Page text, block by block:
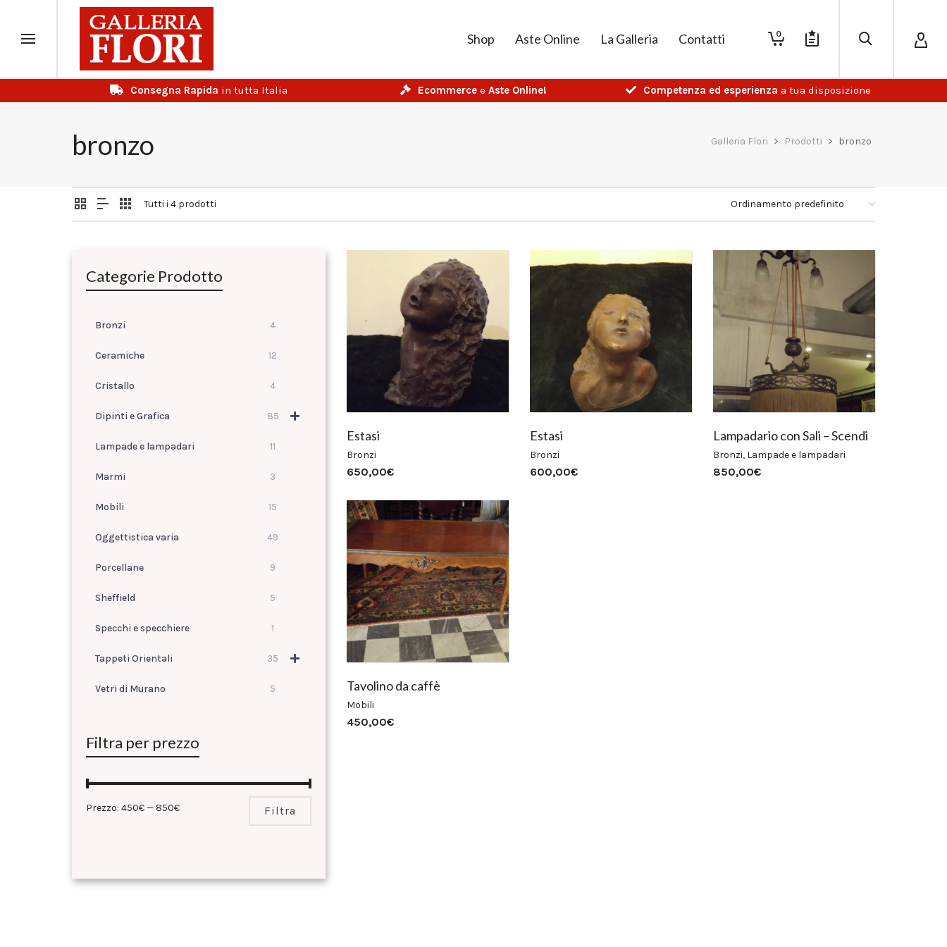
0
Shop Aste Online La Galleria Contatti
Consegna Rapida in tutta Italia Ecommerce e Aste Online! Competenza ed esperienza a tua disposizione
bronzo Galleria Flori > Prodotti > bronzo
Tutti i 4 prodotti
Estasi
Bronzi
650,00€
Estasi
Bronzi
600,00€
Lampadario con Sali – Scendi
Bronzi, Lampade e lampadari
850,00€
Tavolino da caffè
Mobili
450,00€
Categorie Prodotto
Bronzi 4
Ceramiche 12
Cristallo 4
Dipinti e Grafica 85
Lampade e lampadari 11
Marmi 3
Mobili 15
Oggettistica varia 49
Porcellane 9
Sheffield 5
Specchi e specchiere 1
Tappeti Orientali 35
Vetri di Murano 5
Filtra per prezzo
Filtra
Prezzo: 450€— 850€